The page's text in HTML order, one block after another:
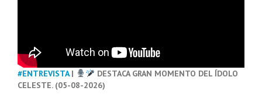
#ENTREVISTA|
DESTACA GRAN MOMENTO DEL ÍDOLO
CELESTE. (05-08-2026)